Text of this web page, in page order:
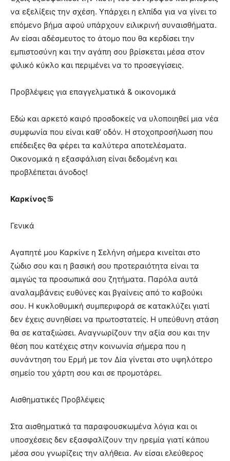
να εξελίξεις την σχέση. Υπάρχει η ελπίδα για να γίνει το
επόμενο βήμα αφού υπάρχουν ειλικρινή συναισθήματα.
Αν είσαι αδέσμευτος το άτομο που θα κερδίσει την
εμπιστοσύνη και την αγάπη σου βρίσκεται μέσα στον
φιλικό κύκλο και περιμένει να το προσεγγίσεις.
Προβλέψεις για επαγγελματικά & οικονομικά
Εδώ και αρκετό καιρό προσδοκείς να υλοποιηθεί μια νέα
συμφωνία που είναι καθ’ οδόν. Η στοχοπροσήλωση που
επέδειξες θα φέρει τα καλύτερα αποτελέσματα.
Οικονομικά η εξασφάλιση είναι δεδομένη και
προβλέπεται άνοδος!
Καρκίνος♋
Γενικά
Αγαπητέ μου Καρκίνε η Σελήνη σήμερα κινείται στο
ζώδιο σου και η βασική σου προτεραιότητα είναι τα
αμιγώς τα προσωπικά σου ζητήματα. Παρόλα αυτά
αναλαμβάνεις ευθύνες και βγαίνεις από το καβούκι
σου. Η κυκλοθυμική συμπεριφορά σε κατακλύζει γιατί
δεν έχεις συνηθίσει να πρωτοστατείς. Η υπεύθυνη στάση
θα σε καταξιώσει. Αναγνωρίζουν την αξία σου και την
θέση που κατέχεις στην κοινωνία σήμερα που η
συνάντηση του Ερμή με τον Δία γίνεται στο υψηλότερο
σημείο του χάρτη σου και σε προμοτάρει.
Αισθηματικές Προβλέψεις
Στα αισθηματικά τα παραφουσκωμένα λόγια και οι
υποσχέσεις δεν εξασφαλίζουν την ηρεμία γιατί κάπου
μέσα σου γνωρίζεις την αλήθεια. Αν είσαι ελεύθερος